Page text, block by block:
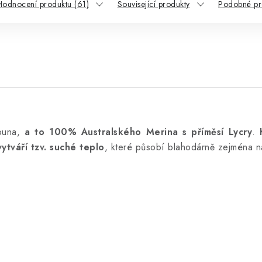
produktu (61) Související produkty Podobné
a to 100% Australského Merina s příměsí Lycry.
tzv. suché teplo, které působí blahodárně zejména